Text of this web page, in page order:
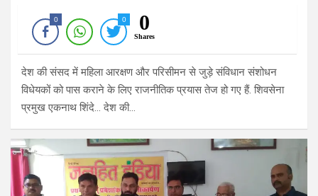
0 0 0
Shares
देश की संसद में महिला आरक्षण और परिसीमन से जुड़े संविधान संशोधन
विधेयकों को पास कराने के लिए राजनीतिक प्रयास तेज हो गए हैं. शिवसेना
प्रमुख एकनाथ शिंदे… देश की…